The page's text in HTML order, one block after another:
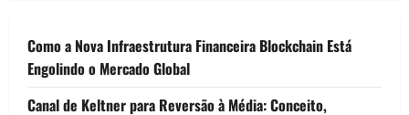
Como a Nova Infraestrutura Financeira Blockchain Está
Engolindo o Mercado Global
Canal de Keltner para Reversão à Média: Conceito,